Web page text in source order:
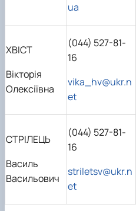
ua
ХВІСТ
Вікторія
Олексіївна
(044) 527-81-
16
vika_hv@ukr.n
et
СТРІЛЕЦЬ
Василь
Васильович
(044) 527-81-
16
striletsv@ukr.n
et